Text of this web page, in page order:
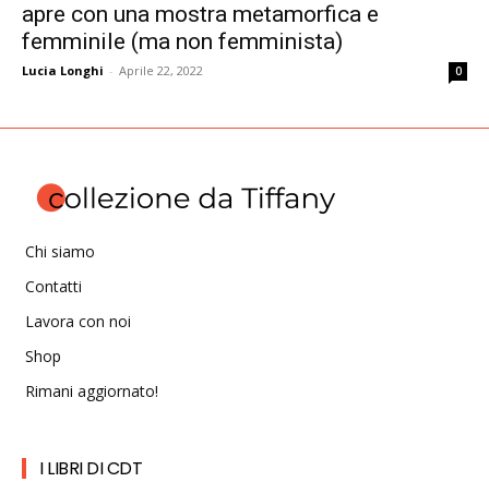
apre con una mostra metamorfica e
femminile (ma non femminista)
Lucia Longhi - Aprile 22, 2022 0
Chi siamo
Contatti
Lavora con noi
Shop
Rimani aggiornato!
I LIBRI DI CDT